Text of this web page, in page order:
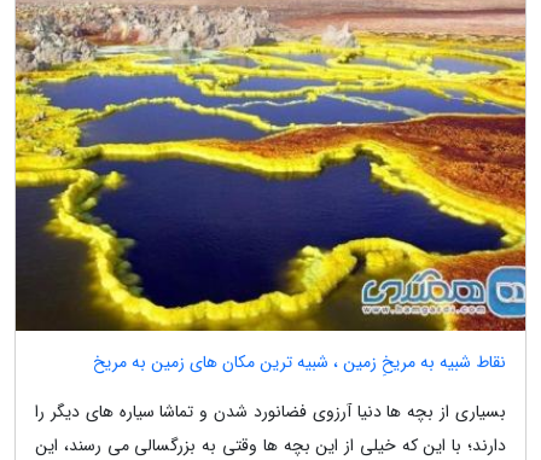
نقاط شبیه به مریخِ زمین ، شبیه ترین مکان های زمین به مریخ
بسیاری از بچه ها دنیا آرزوی فضانورد شدن و تماشا سیاره های دیگر را
دارند؛ با این که خیلی از این بچه ها وقتی به بزرگسالی می رسند، این